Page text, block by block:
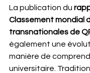
La publication du
Classement mondial
transnationales de
également une
manière de
universitaire.